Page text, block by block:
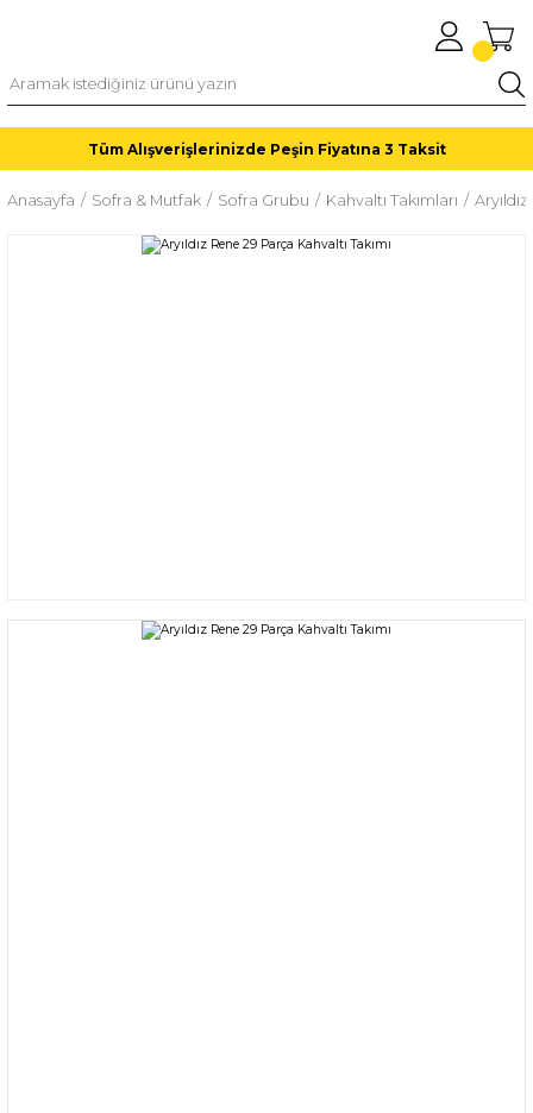
Tüm Alışverişlerinizde Peşin Fiyatına 3 Taksit
Anasayfa Sofra & Mutfak Sofra Grubu Kahvaltı Takımları